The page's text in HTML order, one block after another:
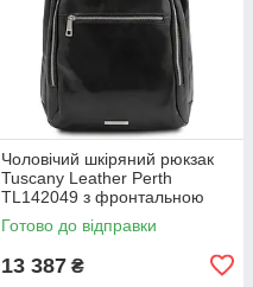
Чоловічий шкіряний рюкзак
Tuscany Leather Perth
TL142049 з фронтальною
кишенею на блискавці,
чорний BS2049_1_2
Готово до відправки
13 387 ₴